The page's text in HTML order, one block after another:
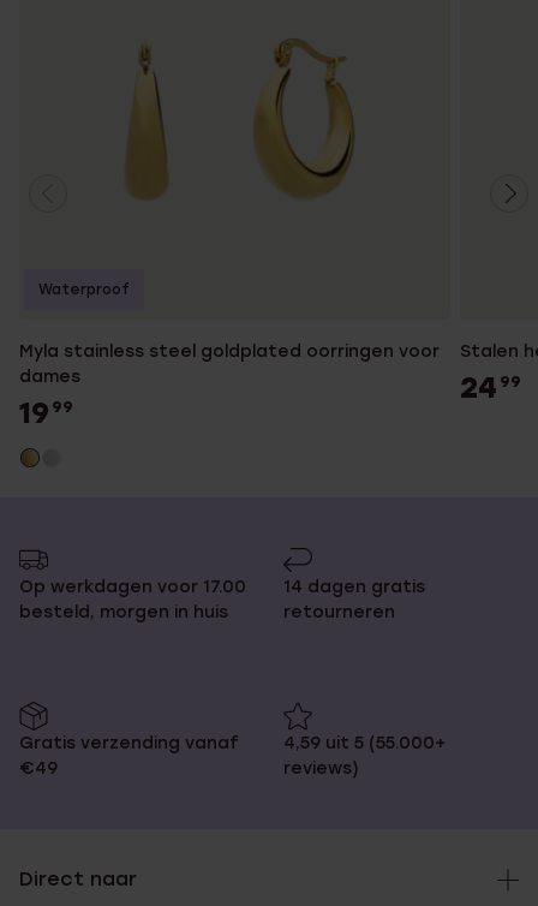
Myla stainless steel goldplated oorringen voor
dames
19 99
Waterproof
Stalen
24 99
Op werkdagen voor 17.00
besteld, morgen in huis
14 dagen gratis
retourneren
Gratis verzending vanaf
€49
4,59 uit 5 (55.000+
reviews)
Direct naar